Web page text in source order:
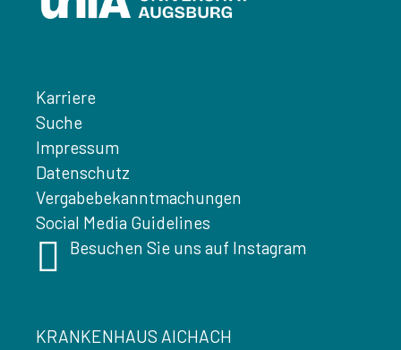
Karriere
Suche
Impressum
Datenschutz
Vergabebekanntmachungen
Social Media Guidelines
Besuchen Sie uns auf Instagram
KRANKENHAUS AICHACH